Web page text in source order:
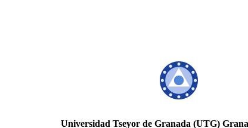
Universidad Tseyor de Granada (UTG)